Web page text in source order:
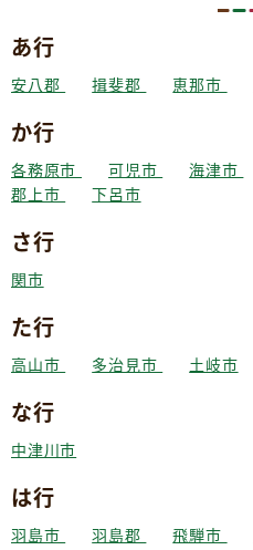
あ行
安八郡 揖斐郡 恵那市
か行
各務原市 可児市 海津市
郡上市
下呂市
さ行
関市
た行
高山市 多治見市 土岐市
な行
中津川市
は行
羽島市 羽島郡 飛騨市